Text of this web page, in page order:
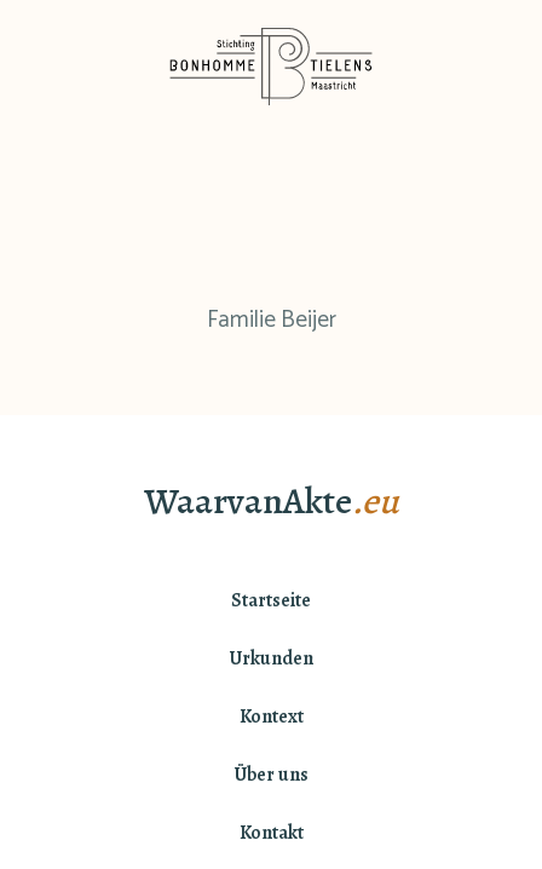
Familie Beijer
WaarvanAkte.eu
Startseite
Urkunden
Kontext
Über uns
Kontakt